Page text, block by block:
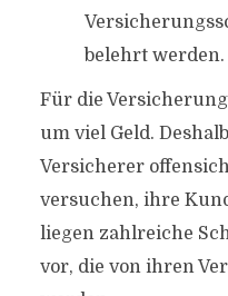
belehrt werden.
Für die
um viel Geld.
Versicherer
versuchen, ihre
liegen zahlreiche
vor, die von ihren